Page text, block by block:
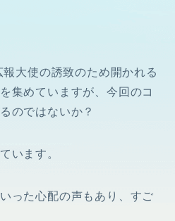
大使の誘致のため開かれる
集めていますが、今回のコ
のではないか？
います。
った心配の声もあり、すご